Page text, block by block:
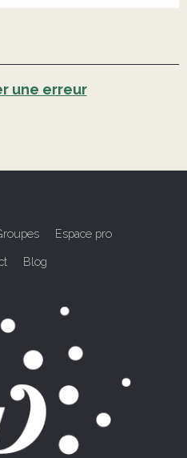
une erreur
Espace pro
Blog